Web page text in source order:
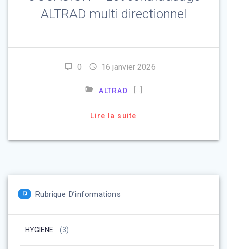
ALTRAD multi directionnel
0 16 janvier 2026
ALTRAD […]
Lire la suite
Rubrique D’informations
HYGIENE (3)